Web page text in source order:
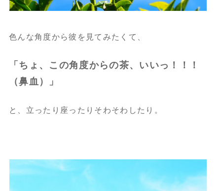
色んな角度から彼を見てみたくて、
「ちょ、この角度からの茶、いいっ！！！
（鼻血）」
と、立ったり座ったりそわそわしたり。